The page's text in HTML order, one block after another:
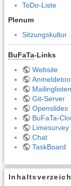
ToDo-Liste
Plenum
Sitzungskultur
BuFaTa-Links
Website
Git-Server
Openslides
BuFaTa-
Limesurvey
Chat
TaskBoard